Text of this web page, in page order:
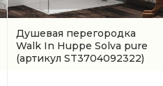
Душевая перегородка
Walk In Huppe Solva pure
(артикул ST3704092322)